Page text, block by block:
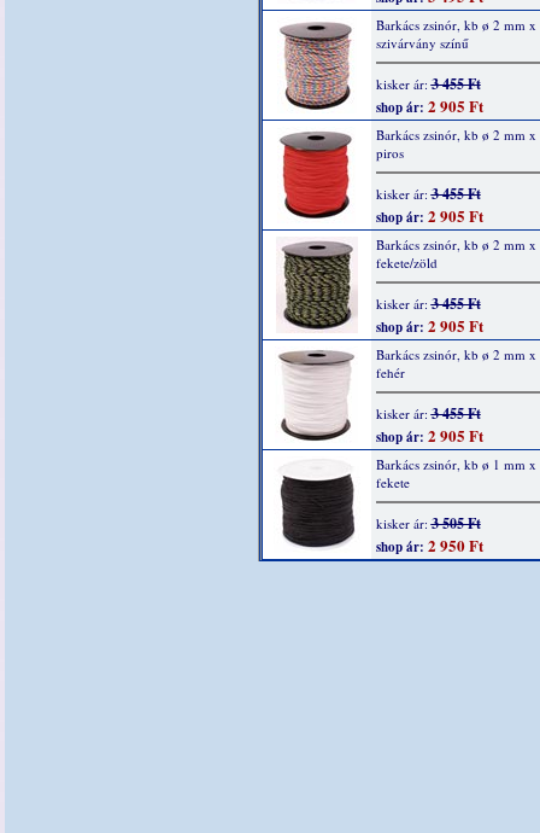
Barkács zsinór, kb ø 2 mm x
szivárvány színű
kisker ár:3 455 Ft
shop ár: 2 905 Ft
Barkács zsinór, kb ø 2 mm x
piros
kisker ár:3 455 Ft
shop ár: 2 905 Ft
Barkács zsinór, kb ø 2 mm x
fekete/zöld
kisker ár:3 455 Ft
shop ár: 2 905 Ft
Barkács zsinór, kb ø 2 mm x
fehér
kisker ár:3 455 Ft
shop ár: 2 905 Ft
Barkács zsinór, kb ø 1 mm
fekete
kisker ár:3 505 Ft
shop ár: 2 950 Ft